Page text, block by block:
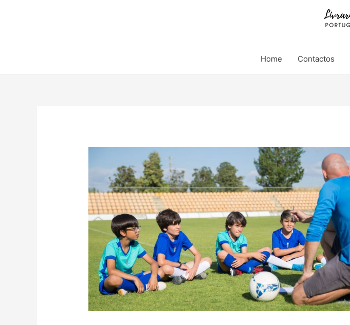
Home Contactos